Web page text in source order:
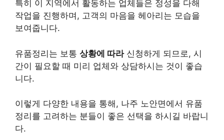
특히 이 지역에서 활동하는 업체들은 정성을 다해
작업을 진행하며, 고객의 마음을 헤아리는 모습을
보여줍니다.
유품정리는 보통 상황에 따라신청하게 되므로, 시
간이 필요할 때 미리 업체와 상담하시는 것이 좋습
니다.
이렇게 다양한 내용을 통해, 나주 노안면에서 유품
정리를 고려하는 분들이 좋은 선택을 하시길 바랍니
다.